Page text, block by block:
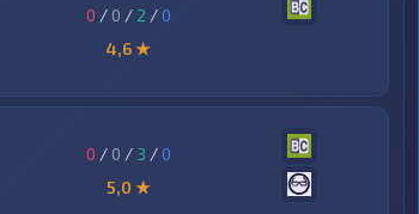
0 / 0 / 2 /0
4,6 ★
0 / 0 / 3 /0
5,0 ★